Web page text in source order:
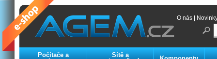
O nás
Počítače a
Sítě a